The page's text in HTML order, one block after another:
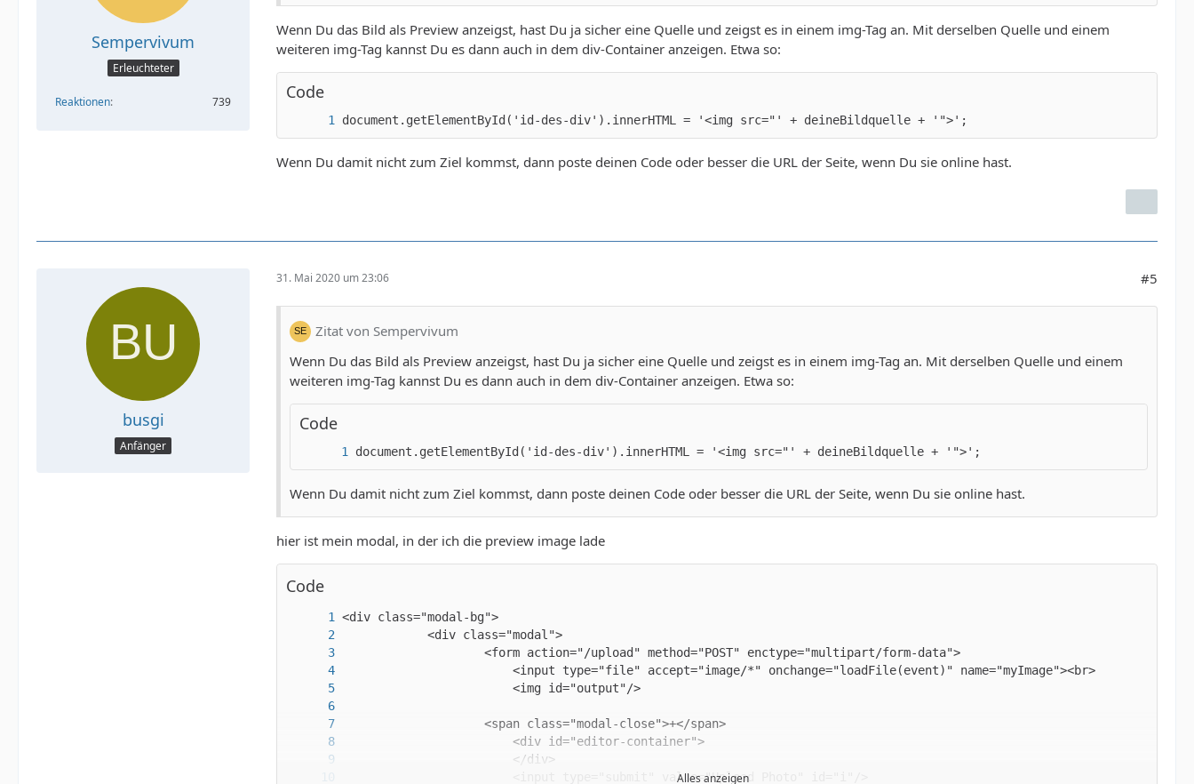
Sempervivum
Erleuchteter
Reaktionen 739
Wenn Du das Bild als Preview anzeigst, hast Du ja sicher eine Quelle und zeigst es in einem img-Tag an. Mit derselben Quelle und einem
weiteren img-Tag kannst Du es dann auch in dem div-Container anzeigen. Etwa so:
Code
document.getElementById('id-des-div').innerHTML = '<img src="' + deineBildquelle + '">';
Wenn Du damit nicht zum Ziel kommst, dann poste deinen Code oder besser die URL der Seite, wenn Du sie online hast.
busgi
Anfänger
31. Mai 2020 um 23:06 #5
Zitat von Sempervivum
Wenn Du das Bild als Preview anzeigst, hast Du ja sicher eine Quelle und zeigst es in einem img-Tag an. Mit derselben Quelle und einem
weiteren img-Tag kannst Du es dann auch in dem div-Container anzeigen. Etwa so:
Code
document.getElementById('id-des-div').innerHTML = '<img src="' + deineBildquelle + '">';
Wenn Du damit nicht zum Ziel kommst, dann poste deinen Code oder besser die URL der Seite, wenn Du sie online hast.
hier ist mein modal, in der ich die preview image lade
Code
Alles anzeigen